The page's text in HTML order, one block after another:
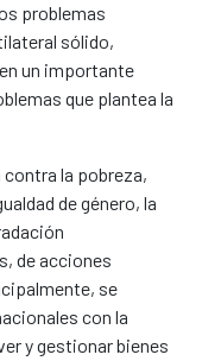
problemas
sólido,
un importante
que plantea la
la pobreza,
de género, la
de acciones
se
con la
y gestionar bienes